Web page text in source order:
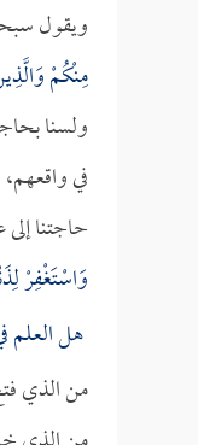
ويقول
مِنْكُمْ
ولسنا
في
حاجتنا
وَاسْتَغْفِرْ
هل العلم
من الذي